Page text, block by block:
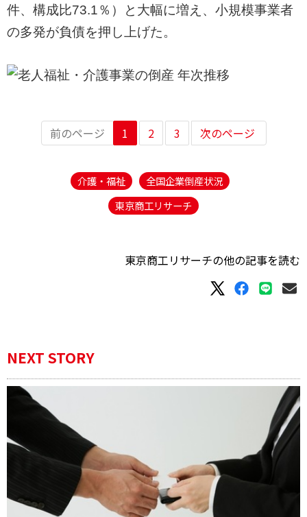
件、構成比73.1％）と大幅に増え、小規模事業者
の多発が負債を押し上げた。
前のページ 1 2 3 次のページ
介護・福祉
全国企業倒産状況
東京商工リサーチ
東京商工リサーチの他の記事を読む
NEXT STORY